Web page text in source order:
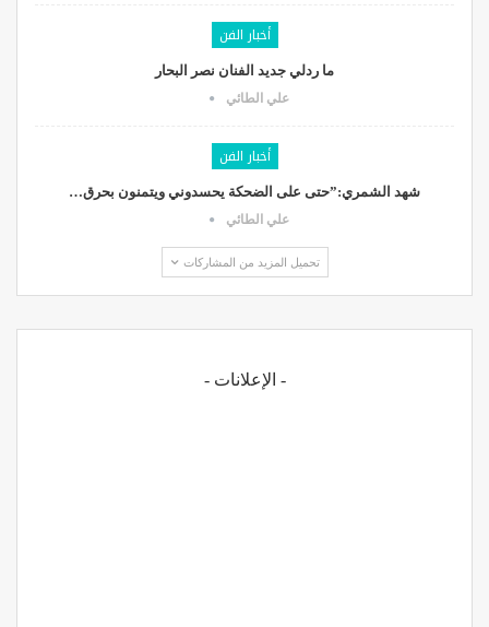
أخبار الفن
ما ردلي جديد الفنان نصر البحار
علي الطائي
أخبار الفن
شهد الشمري:”حتى على الضحكة يحسدوني ويتمنون بحرق…
علي الطائي
تحميل المزيد من المشاركات
- الإعلانات -